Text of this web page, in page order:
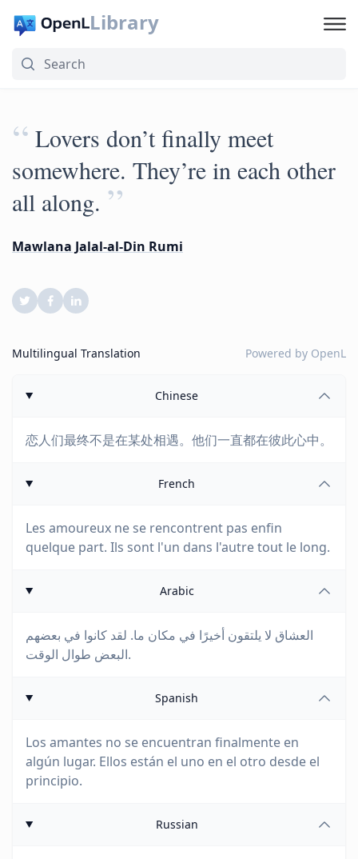
Library
“ Lovers don’t finally meet
somewhere. They’re in each other
all along. ”
Mawlana Jalal-al-Din Rumi
Multilingual Translation Powered by OpenL
Chinese
恋人们最终不是在某处相遇。他们一直都在彼此心中。
French
Les amoureux ne se rencontrent pas enfin
quelque part. Ils sont l'un dans l'autre tout le long.
Arabic
العشاق لا يلتقون أخيرًا في مكان ما. لقد كانوا في بعضهم
البعض طوال الوقت.
Spanish
Los amantes no se encuentran finalmente en
algún lugar. Ellos están el uno en el otro desde el
principio.
Russian